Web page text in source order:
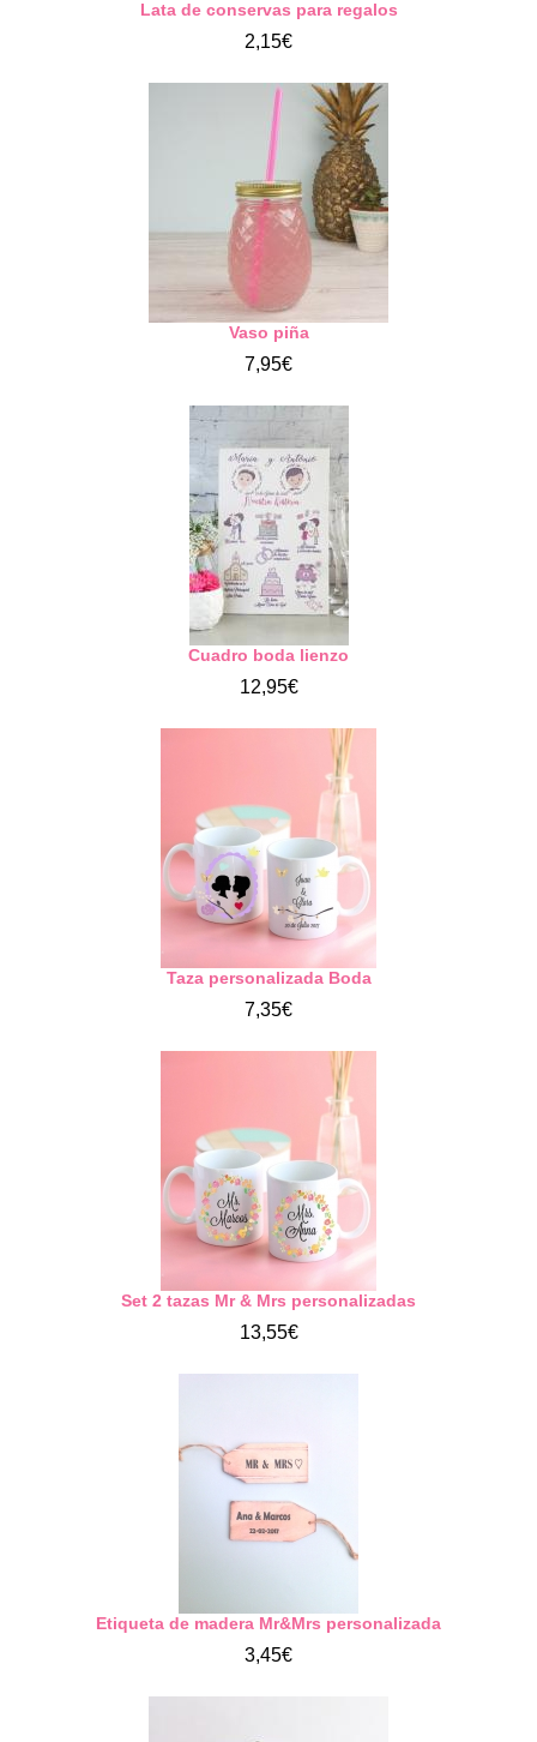
Lata de conservas para regalos
2,15€
Vaso piña
7,95€
Cuadro boda lienzo
12,95€
Taza personalizada Boda
7,35€
Set 2 tazas Mr & Mrs personalizadas
13,55€
Etiqueta de madera Mr&Mrs personalizada
3,45€